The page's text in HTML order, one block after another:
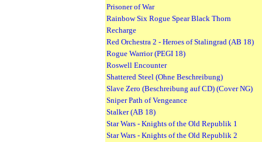
Prisoner of War
Rainbow Six Rogue Spear Black Thorn
Recharge
Red Orchestra 2 - Heroes of Stalingrad (AB 18)
Rogue Warrior (PEGI 18)
Roswell Encounter
Shattered Steel (Ohne Beschreibung)
Slave Zero (Beschreibung auf CD) (Cover NG)
Sniper Path of Vengeance
Stalker (AB 18)
Star Wars - Knights of the Old Republik 1
Star Wars - Knights of the Old Republik 2